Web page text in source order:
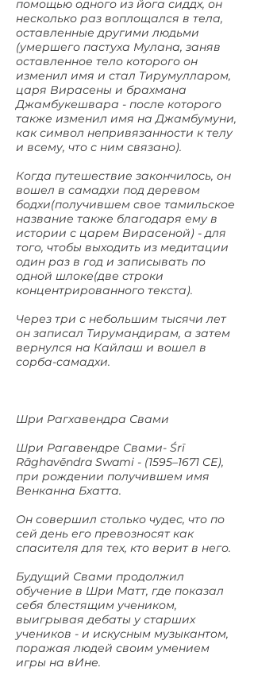
помощью одного из йога сиддх, он
несколько раз воплощался в тела,
оставленные другими людьми
(умершего пастуха Мулана, заняв
оставленное тело которого он
изменил имя и стал Тирумулларом,
царя Вирасены и брахмана
Джамбукешвара - после которого
также изменил имя на Джамбумуни,
как символ непривязанности к телу
и всему, что с ним связано).
Когда путешествие закончилось, он
вошел в самадхи под деревом
бодхи(получившем свое тамильское
название также благодаря ему в
истории с царем Вирасеной) - для
того, чтобы выходить из медитации
один раз в год и записывать по
одной шлоке(две строки
концентрированного текста).
Через три с небольшим тысячи лет
он записал Тирумандирам, а затем
вернулся на Кайлаш и вошел в
сорба-самадхи.
Шри Рагхавендра Свами
Шри Рагавендре Свами- Śrī
Rāghavēndra Swami - (1595–1671 CE),
при рождении получившем имя
Венканна Бхатта.
Он совершил столько чудес, что по
сей день его превозносят как
спасителя для тех, кто верит в него.
Будущий Свами продолжил
обучение в Шри Матт, где показал
себя блестящим учеником,
выигрывая дебаты у старших
учеников - и искусным музыкантом,
поражая людей своим умением
игры на вИне.